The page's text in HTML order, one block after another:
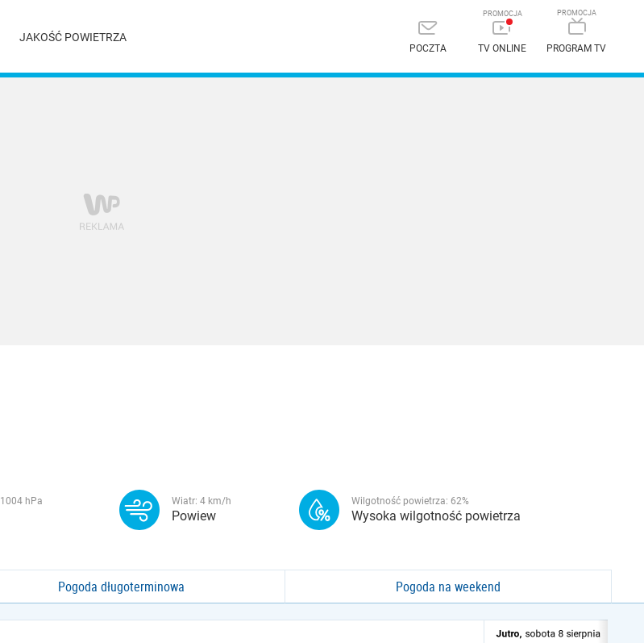
JAKOŚĆ POWIETRZA
POCZTA TV ONLINE PROGRAM TV
1004 hPa Wiatr: 4 km/h
Powiew
Wilgotność powietrza: 62%
Wysoka wilgotność powietrza
Pogoda długoterminowa Pogoda na weekend